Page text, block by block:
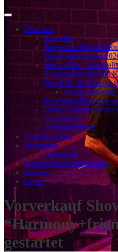
Über uns
Aktuelles
Programm
Nieuwjaarsconcert
Music Kids –
Kooperation mit dem
Den IVK als Sponsor
Unsere aktuellen
Besetzung
Unser Dirigent Xavier
Geschichte
Kontaktformular
Terminkalender
Ticketshop
Warenkorb
Datenschutz & Impressum
Internes
Login
Vorverkauf
gestartet